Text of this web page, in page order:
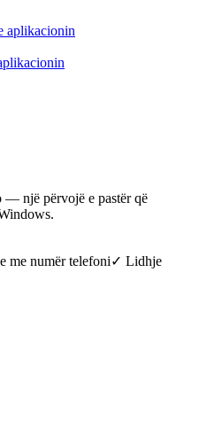
aplikacionin
— një përvojë e pastër që
me numër telefoni✓ Lidhje